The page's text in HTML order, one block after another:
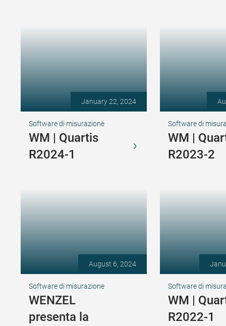
January 22, 2024
Software di misurazione
WM | Quartis
R2024-1
Software di
WM |
R2023-2
August 6, 2024
Software di misurazione
WENZEL
presenta la
Software di
WM |
R2022-1